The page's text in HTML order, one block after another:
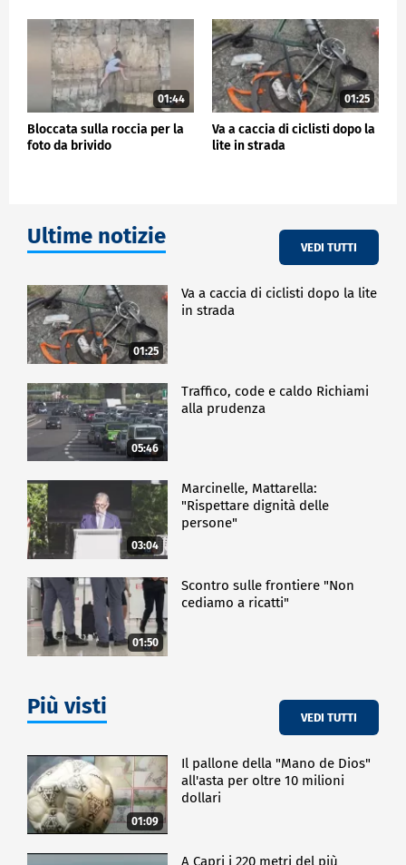
01:44
Bloccata sulla roccia per la
foto da brivido
01:25
Va a caccia di ciclisti dopo la
lite in strada
Ultime notizie VEDI TUTTI
01:25
Va a caccia di ciclisti dopo la lite
in strada
05:46
Traffico, code e caldo Richiami
alla prudenza
03:04
Marcinelle, Mattarella:
"Rispettare dignità delle
persone"
01:50
Scontro sulle frontiere "Non
cediamo a ricatti"
Più visti VEDI TUTTI
01:09
Il pallone della "Mano de Dios"
all'asta per oltre 10 milioni
dollari
A Capri i 220 metri del più